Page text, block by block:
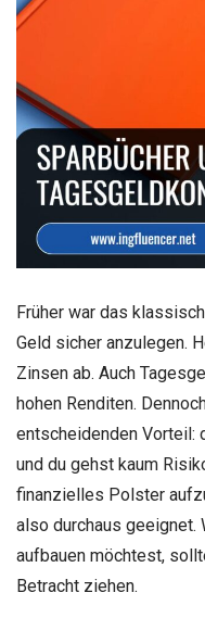
Früher war das
Geld sicher anzulegen.
Zinsen ab. Auch
hohen Renditen.
entscheidenden Vorteil:
und du gehst kaum
finanzielles Polster
also durchaus geeignet.
aufbauen möchtest,
Betracht ziehen.